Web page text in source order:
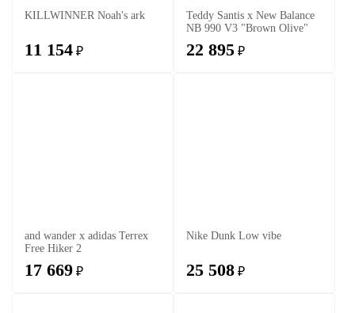
KILLWINNER Noah's ark
11 154 ₽
Teddy Santis x New Balance
NB 990 V3 "Brown Olive"
22 895 ₽
and wander x adidas Terrex
Free Hiker 2
17 669 ₽
Nike Dunk Low vibe
25 508 ₽